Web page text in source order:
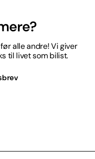
alle andre! Vi giver
til livet som bilist.